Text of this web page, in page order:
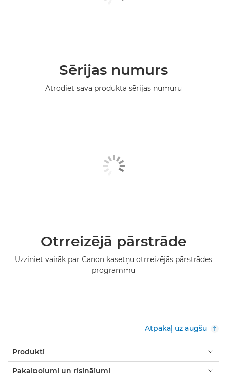
Sērijas numurs
Atrodiet sava produkta sērijas numuru
Otrreizējā pārstrāde
Uzziniet vairāk par Canon kasetņu otrreizējās pārstrādes
programmu
Atpakaļ uz augšu
Produkti
Pakalpojumi un risinājumi